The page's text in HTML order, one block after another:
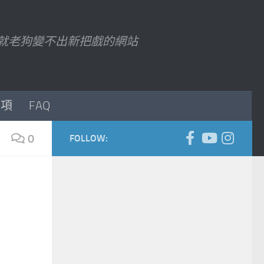
老狗變不出新把戲的網站
FAQ
0 FOLLOW: